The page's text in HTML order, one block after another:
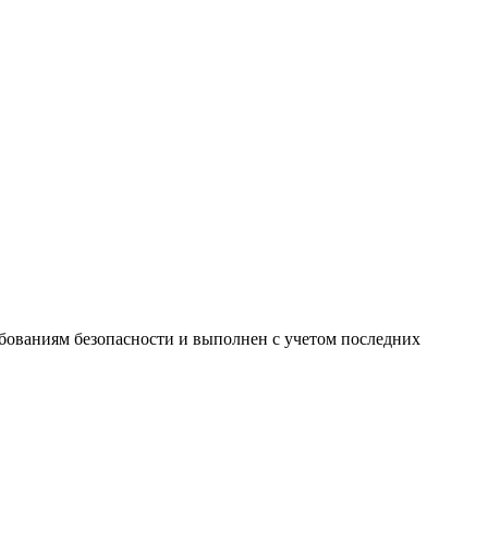
безопасности и выполнен с учетом последних